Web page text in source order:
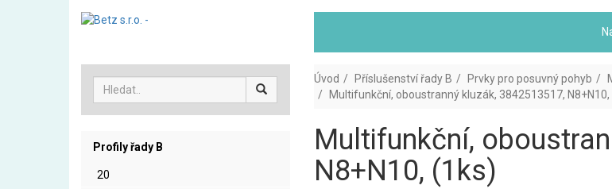
Profily řady B
20
Úvod Příslušenství řady B Prvky pro posuvný pohyb
Multifunkční, oboustranný kluzák, 3842513517, N8+N10,
Multifunkční,
N8+N10, (1ks)